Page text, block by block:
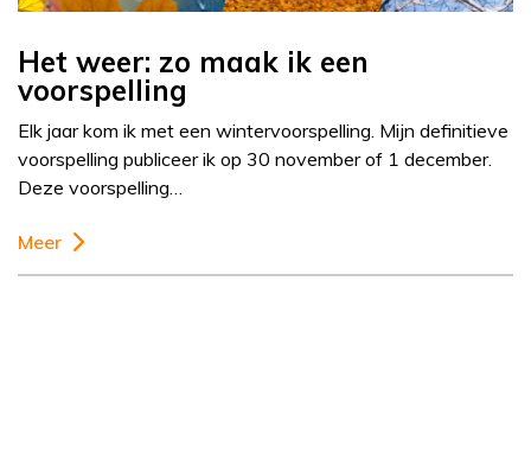
Het weer: zo maak ik een
voorspelling
Elk jaar kom ik met een wintervoorspelling. Mijn definitieve
voorspelling publiceer ik op 30 november of 1 december.
Deze voorspelling…
Meer